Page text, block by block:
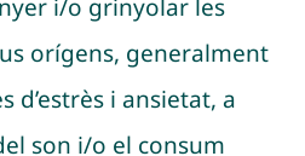
i/o grinyolar les
orígens, generalment
d’estrès i ansietat, a
son i/o el consum